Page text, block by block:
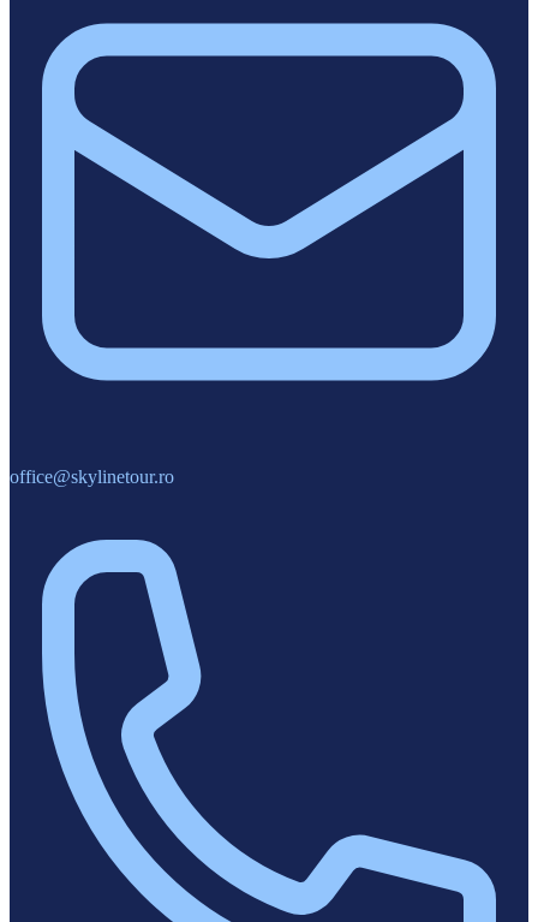
office@skylinetour.ro